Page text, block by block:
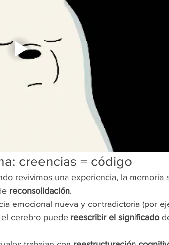
creencias = código
revivimos una experiencia, la memoria
reconsolidación.
emocional nueva y contradictoria (por
cerebro puede reescribir el significado